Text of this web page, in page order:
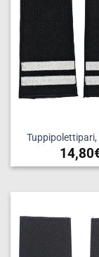
Tuppipolettipari,
14,80